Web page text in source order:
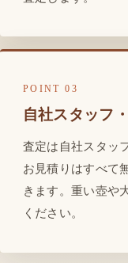
POINT 03
自社スタッフ
査定は自社スタッ
お見積りはすべて
きます。重い壺や
ください。